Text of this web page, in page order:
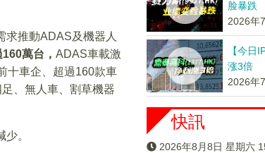
求推動ADAS及機器人
萬台， ADAS車載激
十車企、超過160款車
、無人車、割草機器
。
脸暴跌
2026年
【今日
涨3倍
2026年
快訊
2026年8月8日 星期六